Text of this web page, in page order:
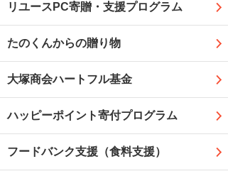
リユースPC寄贈・支援プログラム
たのくんからの贈り物
大塚商会ハートフル基金
ハッピーポイント寄付プログラム
フードバンク支援（食料支援）